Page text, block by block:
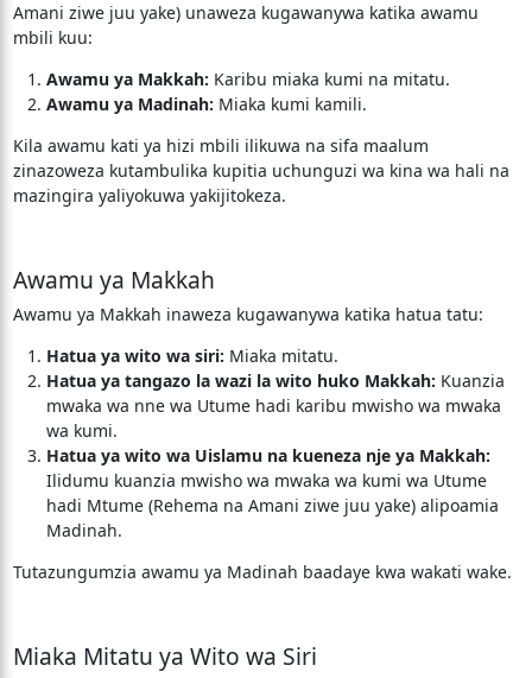
Amani ziwe juu yake) unaweza kugawanywa katika awamu
mbili kuu:
Awamu ya Makkah: Karibu miaka kumi na mitatu.
Awamu ya Madinah: Miaka kumi kamili.
Kila awamu kati ya hizi mbili ilikuwa na sifa maalum
zinazoweza kutambulika kupitia uchunguzi wa kina wa hali na
mazingira yaliyokuwa yakijitokeza.
Awamu ya Makkah
Awamu ya Makkah inaweza kugawanywa katika hatua tatu:
Hatua ya wito wa siri: Miaka mitatu.
Hatua ya tangazo la wazi la wito huko Makkah: Kuanzia
mwaka wa nne wa Utume hadi karibu mwisho wa mwaka
wa kumi.
Hatua ya wito wa Uislamu na kueneza nje ya Makkah:
Ilidumu kuanzia mwisho wa mwaka wa kumi wa Utume
hadi Mtume (Rehema na Amani ziwe juu yake) alipoamia
Madinah.
Tutazungumzia awamu ya Madinah baadaye kwa wakati wake.
Miaka Mitatu ya Wito wa Siri